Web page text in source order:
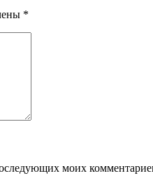
*
моих